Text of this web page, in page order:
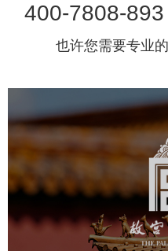
400-7808-
也许您需要专业
故宫
文化艺术 博物馆 智
景区网站建设
文创商